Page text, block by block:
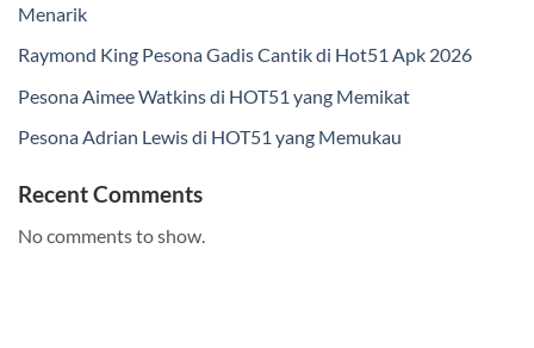
Menarik
Raymond King Pesona Gadis Cantik di Hot51 Apk 2026
Pesona Aimee Watkins di HOT51 yang Memikat
Pesona Adrian Lewis di HOT51 yang Memukau
Recent Comments
No comments to show.